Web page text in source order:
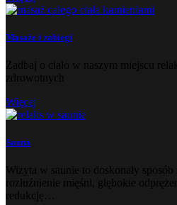
Masaże i zabiegi
Zadbaj o ciało w naszym miejscu
zdrowotnych
Więcej
Sauna
Wizyta w saunie to doskonały sposób
rozluźnienie mięśni, głębokie
redukcję…